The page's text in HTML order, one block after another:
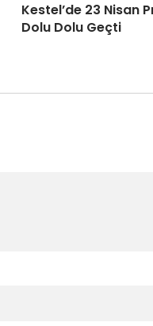
Kestel’de 23 Nisan
Dolu Dolu Geçti